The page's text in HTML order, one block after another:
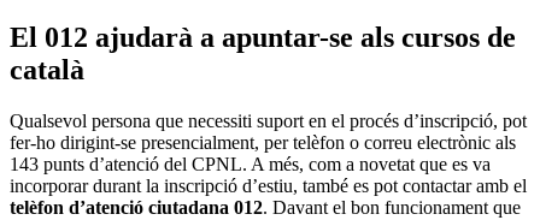
El 012 ajudarà a apuntar-se als cursos de
català
Qualsevol persona que necessiti suport en el procés d’inscripció, pot
fer-ho dirigint-se presencialment, per telèfon o correu electrònic als
143 punts d’atenció del CPNL. A més, com a novetat que es va
incorporar durant la inscripció d’estiu, també es pot contactar amb el
telèfon d’atenció ciutadana 012. Davant el bon funcionament que